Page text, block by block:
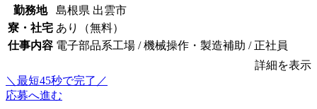
勤務地
島根県 出雲市
寮・社宅 あり（無料）
仕事内容 電子部品系工場 / 機械操作・製造補助 / 正社員
詳細を表示
＼最短45秒で完了／
応募へ進む